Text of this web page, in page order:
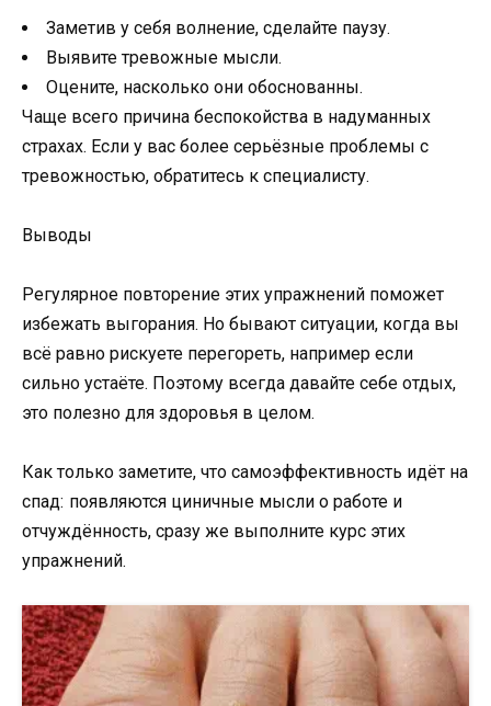
Заметив у себя волнение, сделайте паузу.
Выявите тревожные мысли.
Оцените, насколько они обоснованны.
Чаще всего причина беспокойства в надуманных
страхах. Если у вас более серьёзные проблемы с
тревожностью, обратитесь к специалисту.
Выводы
Регулярное повторение этих упражнений поможет
избежать выгорания. Но бывают ситуации, когда вы
всё равно рискуете перегореть, например если
сильно устаёте. Поэтому всегда давайте себе отдых,
это полезно для здоровья в целом.
Как только заметите, что самоэффективность идёт на
спад: появляются циничные мысли о работе и
отчуждённость, сразу же выполните курс этих
упражнений.